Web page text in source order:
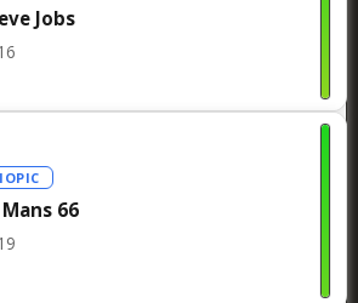
de succès comme l'échec, et
un succès du tout. Si vous
direct qui offre un aperçu
Dylan, vous ne le trouverez
êtes prêt à accepter
laisser envahir par la
inconnu offre une
profondément
un film qui vous laisse avec
Jobs
Mans 66